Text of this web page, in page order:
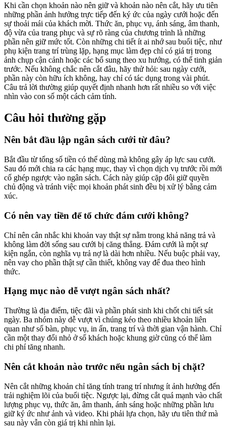
Khi cần chọn khoản nào nên giữ và khoản nào nên cắt, hãy ưu tiên
những phần ảnh hưởng trực tiếp đến ký ức của ngày cưới hoặc đến
sự thoải mái của khách mời. Thức ăn, phục vụ, ánh sáng, âm thanh,
độ vừa của trang phục và sự rõ ràng của chương trình là những
phần nên giữ mức tốt. Còn những chi tiết ít ai nhớ sau buổi tiệc, như
phụ kiện trang trí trùng lặp, hạng mục làm đẹp chỉ có giá trị trong
ảnh chụp cận cảnh hoặc các bổ sung theo xu hướng, có thể tinh giản
trước. Nếu không chắc nên cắt đâu, hãy thử hỏi: sau ngày cưới,
phần này còn hữu ích không, hay chỉ có tác dụng trong vài phút.
Câu trả lời thường giúp quyết định nhanh hơn rất nhiều so với việc
nhìn vào con số một cách cảm tính.
Câu hỏi thường gặp
Nên bắt đầu lập ngân sách cưới từ đâu?
Bắt đầu từ tổng số tiền có thể dùng mà không gây áp lực sau cưới.
Sau đó mới chia ra các hạng mục, thay vì chọn dịch vụ trước rồi mới
cố ghép ngược vào ngân sách. Cách này giúp cặp đôi giữ quyền
chủ động và tránh việc mọi khoản phát sinh đều bị xử lý bằng cảm
xúc.
Có nên vay tiền để tổ chức đám cưới không?
Chỉ nên cân nhắc khi khoản vay thật sự nằm trong khả năng trả và
không làm đời sống sau cưới bị căng thẳng. Đám cưới là một sự
kiện ngắn, còn nghĩa vụ trả nợ là dài hơn nhiều. Nếu buộc phải vay,
nên vay cho phần thật sự cần thiết, không vay để đua theo hình
thức.
Hạng mục nào dễ vượt ngân sách nhất?
Thường là địa điểm, tiệc đãi và phần phát sinh khi chốt chi tiết sát
ngày. Ba nhóm này dễ vượt vì chúng kéo theo nhiều khoản liên
quan như số bàn, phục vụ, in ấn, trang trí và thời gian vận hành. Chỉ
cần một thay đổi nhỏ ở số khách hoặc khung giờ cũng có thể làm
chi phí tăng nhanh.
Nên cắt khoản nào trước nếu ngân sách bị chặt?
Nên cắt những khoản chỉ tăng tính trang trí nhưng ít ảnh hưởng đến
trải nghiệm lõi của buổi tiệc. Ngược lại, đừng cắt quá mạnh vào chất
lượng phục vụ, thức ăn, âm thanh, ánh sáng hoặc những phần lưu
giữ ký ức như ảnh và video. Khi phải lựa chọn, hãy ưu tiên thứ mà
sau này vẫn còn giá trị khi nhìn lại.